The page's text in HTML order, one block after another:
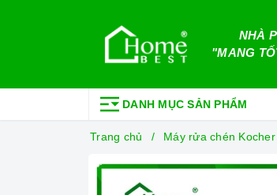
NHÀ
"MANG
DANH MỤC SẢN PHẨM
Trang chủ Máy rửa chén